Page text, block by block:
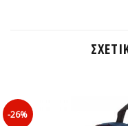
-26%